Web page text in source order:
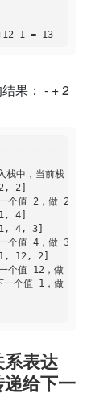
最后对栈里的数据进行相加，得到 2+12-1 = 13
果： - + 2
栈中，当前栈 [2]
2]
个值 2，做 2 / 2 操
4]
[1, 4, 3]
一个值 4，做 3 * 4
[1, 12, 2]
一个值 12，做 2 +
一个值 1，做 14 - 1
表达
给下一